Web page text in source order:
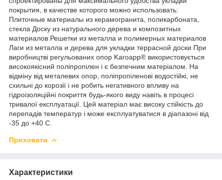
покрытия, в качестве которого можно использовать:
Плиточные материалы из керамогранита, поликарбоната,
стекла Доску из натурального дерева и композитных
материалов Решетки из металла и полимерных материалов
Лаги из металла и дерева для укладки террасной доски При
виробництві регульованих опор Karoapp® використовується
високоякісний поліпропілен і є безпечним матеріалом. На
відміну від металевих опор, поліпропіленові водостійкі, не
схильні до корозії і не робить негативного впливу на
гідроізоляційні покриття будь-якого виду навіть в процесі
тривалої експлуатації. Цей матеріал має високу стійкість до
перепадів температур і може експлуатуватися в діапазоні від
-35 до +40 С.
Приховати
Характеристики